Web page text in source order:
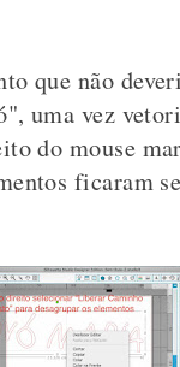
que não
uma vez
do mouse
ficaram